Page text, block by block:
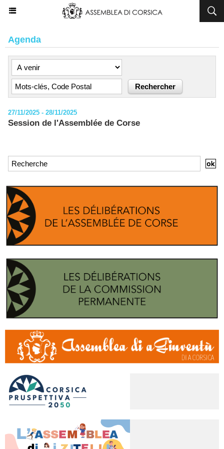
Agenda
27/11/2025 - 28/11/2025
Session de l'Assemblée de Corse